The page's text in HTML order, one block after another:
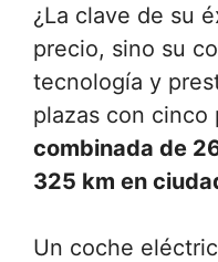
¿La clave de su
precio, sino su
tecnología y
plazas con cinco
combinada de
325 km en
Un coche